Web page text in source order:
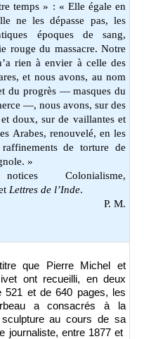
temps » : « Elle égale en
ne les dépasse pas, les
époques de sang,
rouge du massacre. Notre
rien à envier à celle des
et nous avons, au nom
du progrès — masques du
—, nous avons, sur des
doux, sur de vaillantes et
Arabes, renouvelé, en les
de torture de
»
Colonialisme,
Lettres de l’Inde.
P. M.
que Pierre Michel et
ont recueilli, en deux
521 et de 640 pages,
les
a consacrés à la
au cours de sa
journaliste, entre 1877 et